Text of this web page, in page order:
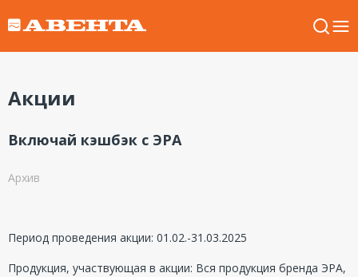
Акции
Включай кэшбэк с ЭРА
Архив
Период проведения акции: 01.02.-31.03.2025
Продукция, участвующая в акции: Вся продукция бренда ЭРА,